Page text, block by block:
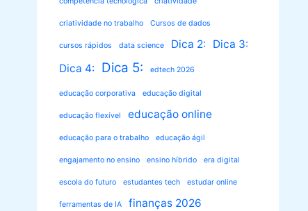
criatividade no trabalho Cursos de dados
cursos rápidos data science Dica 2:
Dica 3:
Dica 4:
Dica 5: edtech 2026
educação corporativa educação digital
educação flexível educação online
educação para o trabalho educação ágil
engajamento no ensino ensino híbrido era digital
escola do futuro estudantes tech estudar online
ferramentas de IA finanças 2026